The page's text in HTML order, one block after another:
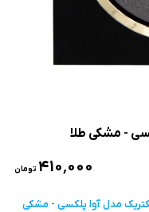
- مشکی طلا
۴۱۰٬۰۰۰ تومان
مدل آوا پلکسی - مشکی